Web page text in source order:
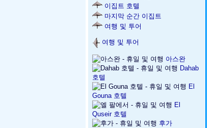
이집트 호텔
마지막 순간 이집트
여행 및 투어
여행 및 투어
아스완
Dahab
호텔
El
Gouna 호텔
El
Quseir 호텔
후가